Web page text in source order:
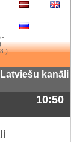
,
Latviešu kanāli
10:50